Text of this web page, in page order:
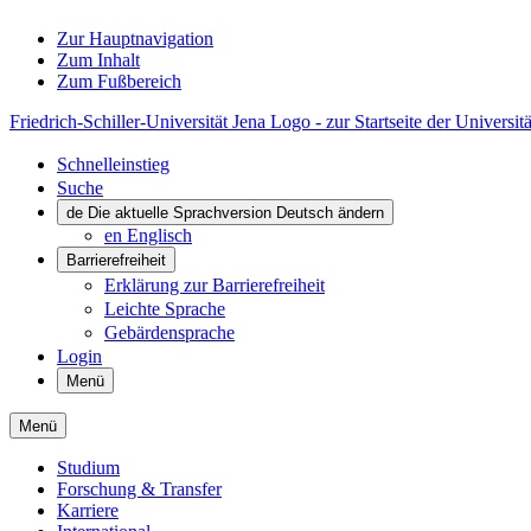
Zur Hauptnavigation
Zum Inhalt
Zum Fußbereich
Friedrich-Schiller-Universität Jena Logo - zur Startseite der
Schnelleinstieg
Suche
de Die aktuelle Sprachversion Deutsch ändern
en Englisch
Barrierefreiheit
Erklärung zur Barrierefreiheit
Leichte Sprache
Gebärdensprache
Login
Menü
Menü
Studium
Forschung & Transfer
Karriere